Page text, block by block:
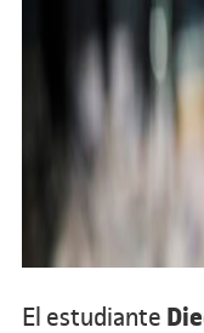
El estudiante